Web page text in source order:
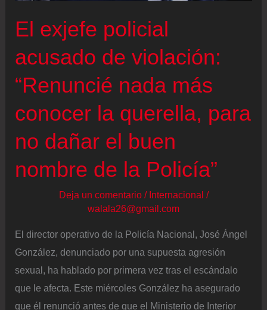
Cruz
de
Sierra
El exjefe policial
acusado de violación:
“Renuncié nada más
conocer la querella, para
no dañar el buen
nombre de la Policía”
Deja un comentario / Internacional /
walala26@gmail.com
El director operativo de la Policía Nacional, José Ángel
González, denunciado por una supuesta agresión
sexual, ha hablado por primera vez tras el escándalo
que le afecta. Este miércoles González ha asegurado
que él renunció antes de que el Ministerio de Interior